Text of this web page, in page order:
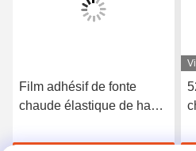
Film adhésif de fonte
chaude élastique de haute
3412